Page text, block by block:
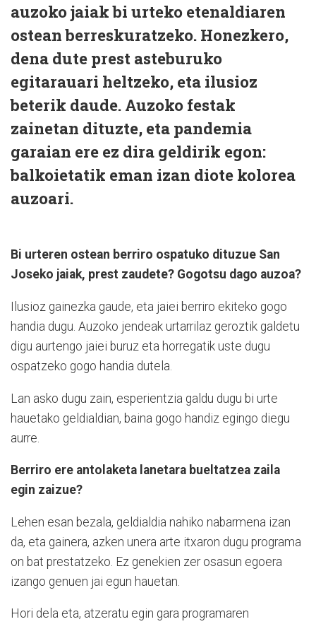
auzoko jaiak bi urteko etenaldiaren
ostean berreskuratzeko. Honezkero,
dena dute prest asteburuko
egitarauari heltzeko, eta ilusioz
beterik daude. Auzoko festak
zainetan dituzte, eta pandemia
garaian ere ez dira geldirik egon:
balkoietatik eman izan diote kolorea
auzoari.
Bi urteren ostean berriro ospatuko dituzue San
Joseko jaiak, prest zaudete? Gogotsu dago auzoa?
Ilusioz gainezka gaude, eta jaiei berriro ekiteko gogo
handia dugu. Auzoko jendeak urtarrilaz geroztik galdetu
digu aurtengo jaiei buruz eta horregatik uste dugu
ospatzeko gogo handia dutela.
Lan asko dugu zain, esperientzia galdu dugu bi urte
hauetako geldialdian, baina gogo handiz egingo diegu
aurre.
Berriro ere antolaketa lanetara bueltatzea zaila
egin zaizue?
Lehen esan bezala, geldialdia nahiko nabarmena izan
da, eta gainera, azken unera arte itxaron dugu programa
on bat prestatzeko. Ez genekien zer osasun egoera
izango genuen jai egun hauetan.
Hori dela eta, atzeratu egin gara programaren